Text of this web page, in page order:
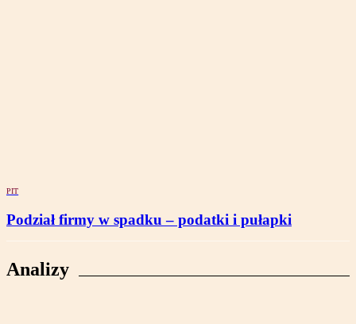
PIT
Podział firmy w spadku – podatki i pułapki
Analizy